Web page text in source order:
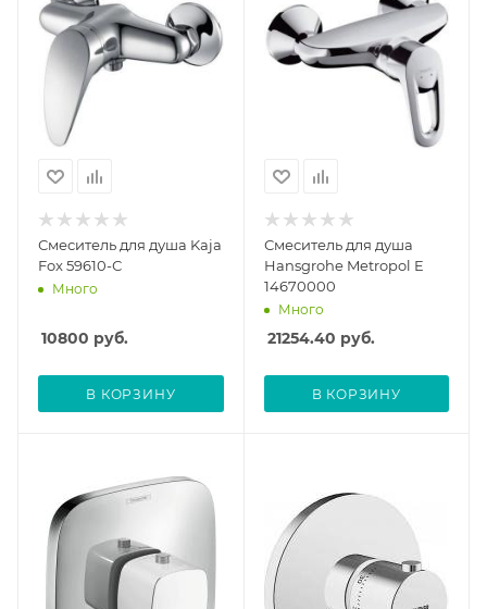
Смеситель для душа Kaja
Fox 59610-С
Много
10800 руб.
В КОРЗИНУ
Смеситель для душа
Hansgrohe Metropol E
14670000
Много
21254.40 руб.
В КОРЗИНУ